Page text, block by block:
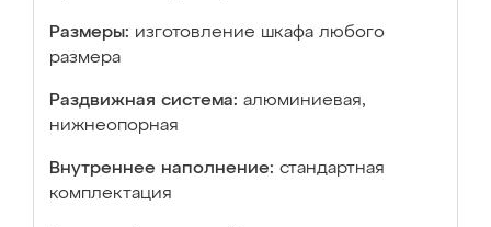
Размеры: изготовление шкафа любого
размера
Раздвижная система: алюминиевая,
нижнеопорная
Внутреннее наполнение: стандартная
комплектация